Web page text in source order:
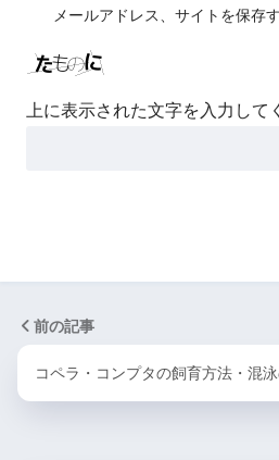
メールアドレス、サイトを保存す
上に表示された文字を入力して
前の記事
コペラ・コンプタの飼育方法・混